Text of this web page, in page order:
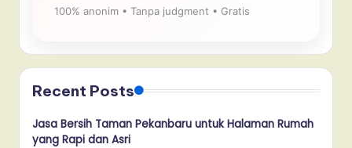
100% anonim • Tanpa judgment • Gratis
Recent Posts
Jasa Bersih Taman Pekanbaru untuk Halaman Rumah
yang Rapi dan Asri